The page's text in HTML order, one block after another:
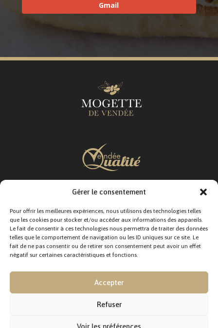
Gérer le consentement
Pour offrir les meilleures expériences, nous utilisons des technologies telles
que les cookies pour stocker et/ou accéder aux informations des appareils.
Le fait de consentir à ces technologies nous permettra de traiter des données
telles que le comportement de navigation ou les ID uniques sur ce site. Le
fait de ne pas consentir ou de retirer son consentement peut avoir un effet
négatif sur certaines caractéristiques et fonctions.
Accepter
Refuser
Voir les préférences
Gmail
85310 La Chaize-le-Vicomte
Tél. : 02 51 36 82 51
E-mail : contact@vendeequalite.fr